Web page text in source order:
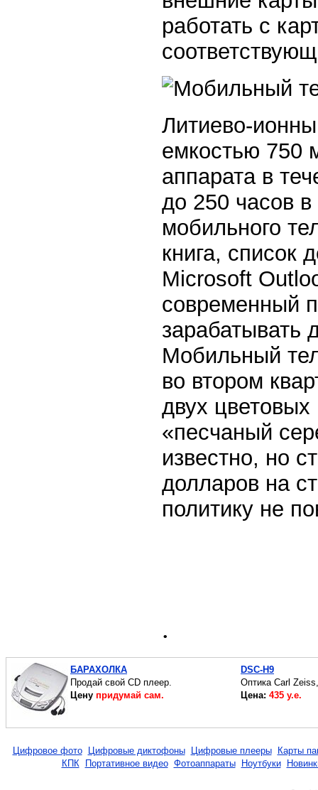
работать с
Литиево-
емкостью 750
аппарата в
до 250 часов
мобильного
книга, список
Microsoft
современный
зарабатывать
Мобильный
во втором
двух
«песчаный
известно, но
долларов на
политику не
.
БАРАХОЛКА
Продай свой CD плеер.
Цену придумай сам.
DSC-H9
Оптика Carl
Цена: 435 у.е.
Цифровое фото Цифровые диктофоны Цифровые плееры
Карты
КПК
Портативное видео Фотоаппараты Ноутбуки